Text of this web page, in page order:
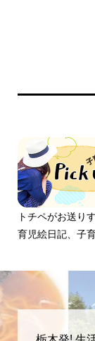
トチペがお送り
育児絵日記、子